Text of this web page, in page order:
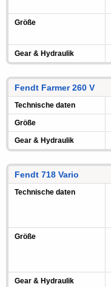
Größe
Gear & Hydraulik
Fendt Farmer 260 V
Technische daten
Größe
Gear & Hydraulik
Fendt 718 Vario
Technische daten
Größe
Gear & Hydraulik